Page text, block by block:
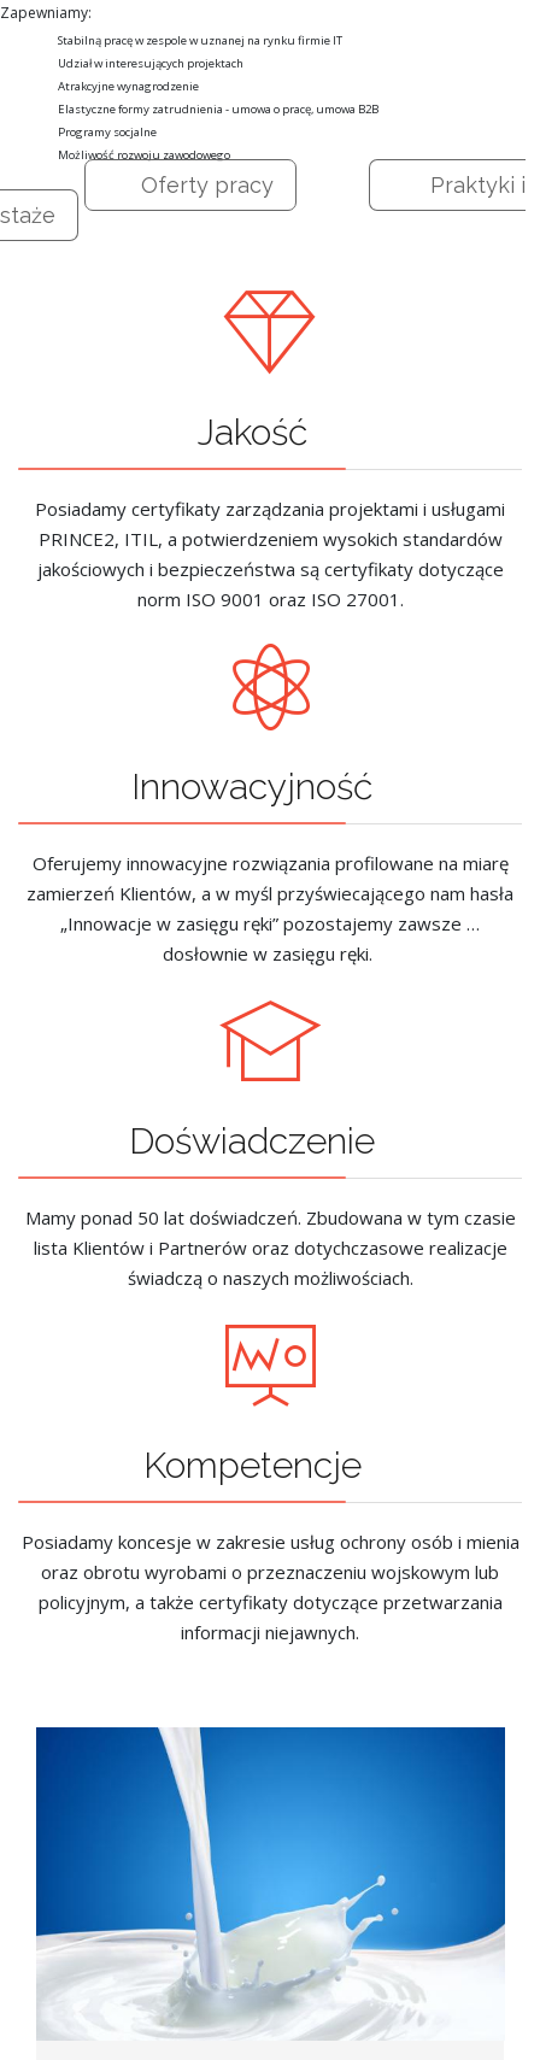
Zapewniamy:
Stabilną pracę w zespole w uznanej na rynku firmie IT
Udział w interesujących projektach
Atrakcyjne wynagrodzenie
Elastyczne formy zatrudnienia - umowa o pracę, umowa B2B
Programy socjalne
Możliwość rozwoju zawodowego
Oferty pracy
Praktyki i
staże
Jakość
Posiadamy certyfikaty zarządzania projektami i usługami
PRINCE2, ITIL, a potwierdzeniem wysokich standardów
jakościowych i bezpieczeństwa są certyfikaty dotyczące
norm ISO 9001 oraz ISO 27001.
Innowacyjność
Oferujemy innowacyjne rozwiązania profilowane na miarę
zamierzeń Klientów, a w myśl przyświecającego nam hasła
„Innowacje w zasięgu ręki” pozostajemy zawsze …
dosłownie w zasięgu ręki.
Doświadczenie
Mamy ponad 50 lat doświadczeń. Zbudowana w tym czasie
lista Klientów i Partnerów oraz dotychczasowe realizacje
świadczą o naszych możliwościach.
Kompetencje
Posiadamy koncesje w zakresie usług ochrony osób i mienia
oraz obrotu wyrobami o przeznaczeniu wojskowym lub
policyjnym, a także certyfikaty dotyczące przetwarzania
informacji niejawnych.